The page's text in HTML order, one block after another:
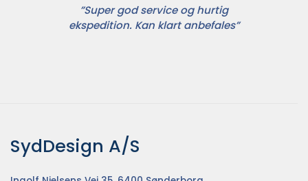
”Super god service og hurtig
ekspedition. Kan klart anbefales”
SydDesign A/S